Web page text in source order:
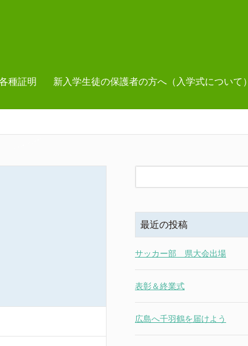
種証明 新入学生徒の保護者の方へ（入学式について）
最近の投稿
サッカー部 県大会出場
表彰＆終業式
広島へ千羽鶴を届けよう